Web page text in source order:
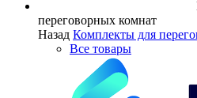
переговорных комнат
Назад Комплекты для
Все товары